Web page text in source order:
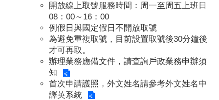
開放線上取號服務時間：周一至周五上班日
08：00～16：00
例假日與國定假日不開放取號
為避免重複取號，目前設置取號後30分鐘後
才可再取。
辦理業務應備文件，請查詢 戶政業務申辦須
知
首次申請護照，外文姓名請參考外文姓名中
譯英系統